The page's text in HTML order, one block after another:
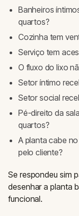
Banheiros
quartos?
Cozinha tem
Serviço tem
O fluxo do lixo
Setor íntimo
Setor social
Pé-direito da
quartos?
A planta cabe
pelo cliente?
Se respondeu sim
desenhar a planta
funcional.